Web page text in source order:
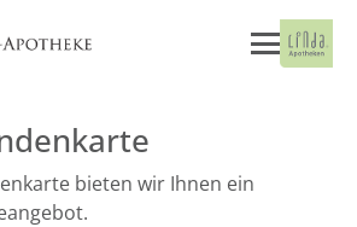
bieten wir Ihnen ein